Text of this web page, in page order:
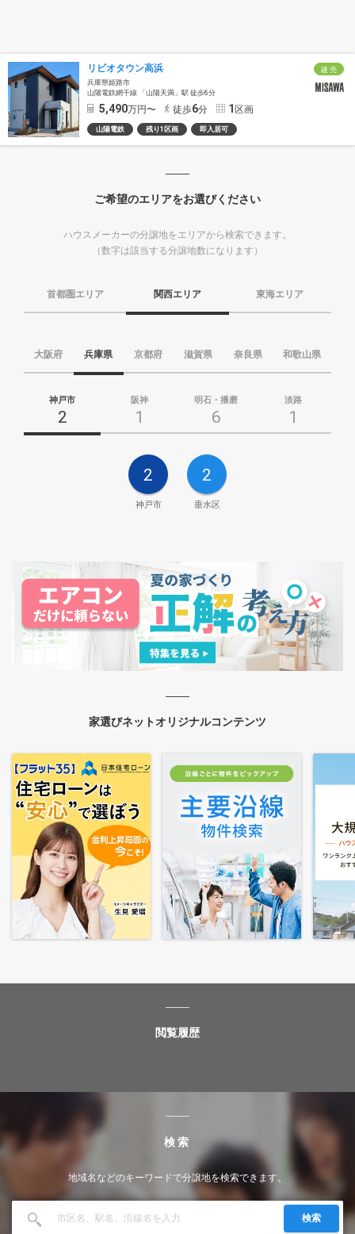
建 売
リビオタウン高浜
兵庫県姫路市
山陽電鉄網干線 「山陽天満」駅 徒歩6分
5,490万円〜 徒歩6分 1 区画
山陽電鉄 残り1区画 即入居可
ご希望のエリアをお選びください
ハウスメーカーの分譲地をエリアから検索できます。
（数字は該当する分譲地数になります）
首都圏エリア 関西エリア 東海エリア
大阪府 兵庫県 京都府 滋賀県 奈良県 和歌山県
神戸市
2
阪神
1
明石・播磨
6
淡路
1
2
神戸市
2
垂水区
家選びネットオリジナルコンテンツ
閲覧履歴
検索
地域名などのキーワードで分譲地を検索できます。
検索